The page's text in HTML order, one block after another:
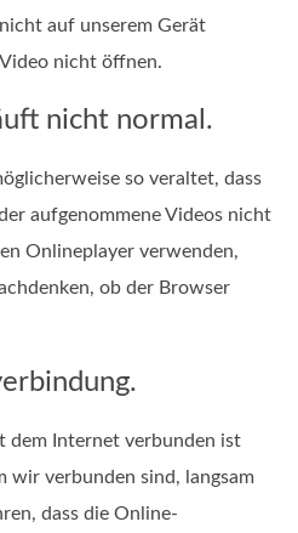
auf unserem Gerät
nicht öffnen.
nicht normal.
so veraltet, dass
aufgenommene Videos nicht
Onlineplayer verwenden,
ob der Browser
dem Internet verbunden ist
wir verbunden sind, langsam
dass die Online-